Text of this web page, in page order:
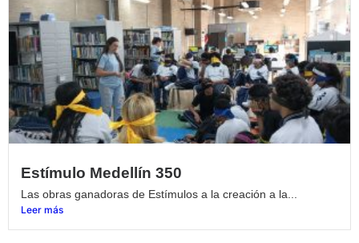
Estímulo Medellín 350
Las obras ganadoras de Estímulos a la creación a la...
Leer más